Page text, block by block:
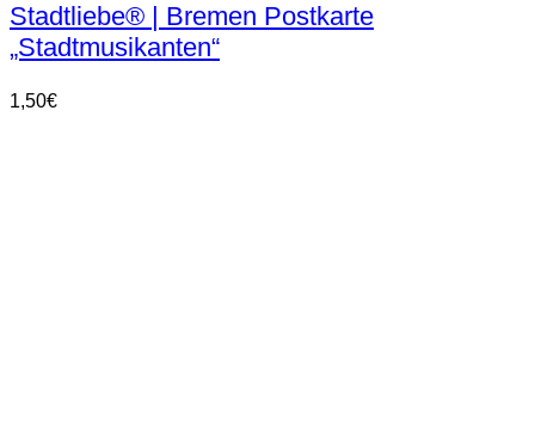
Stadtliebe® | Bremen Postkarte
„Stadtmusikanten“
1,50€